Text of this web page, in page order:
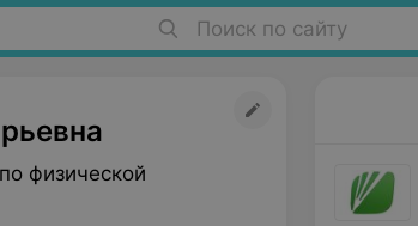
Поиск по сайту
физической